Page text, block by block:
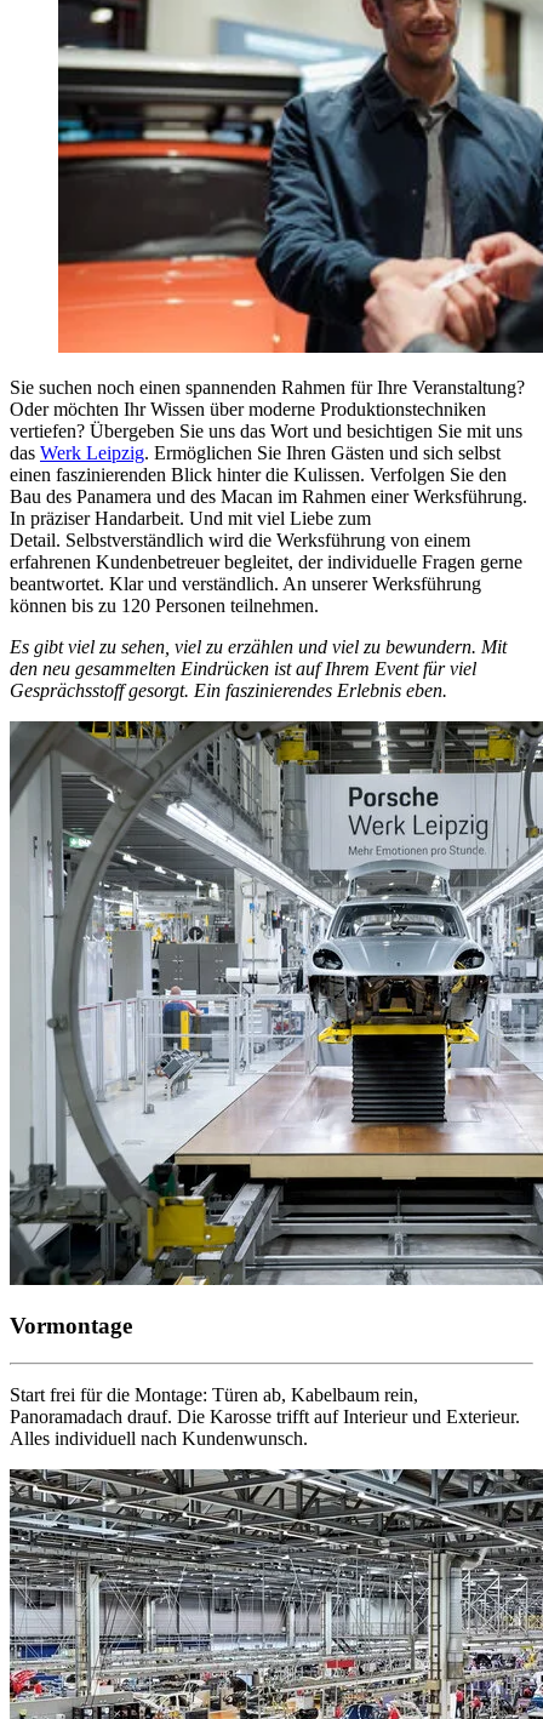
Sie suchen noch einen spannenden Rahmen für Ihre Veranstaltung?
Oder möchten Ihr Wissen über moderne Produktionstechniken
vertiefen? Übergeben Sie uns das Wort und besichtigen Sie mit uns
das Werk Leipzig. Ermöglichen Sie Ihren Gästen und sich selbst
einen faszinierenden Blick hinter die Kulissen. Verfolgen Sie den
Bau des Panamera und des Macan im Rahmen einer Werksführung.
In präziser Handarbeit. Und mit viel Liebe zum
Detail. Selbstverständlich wird die Werksführung von einem
erfahrenen Kundenbetreuer begleitet, der individuelle Fragen gerne
beantwortet. Klar und verständlich. An unserer Werksführung
können bis zu 120 Personen teilnehmen.
Es gibt viel zu sehen, viel zu erzählen und viel zu bewundern. Mit
den neu gesammelten Eindrücken ist auf Ihrem Event für viel
Gesprächsstoff gesorgt. Ein faszinierendes Erlebnis eben.
Vormontage
Start frei für die Montage: Türen ab, Kabelbaum rein,
Panoramadach drauf. Die Karosse trifft auf Interieur und Exterieur.
Alles individuell nach Kundenwunsch.